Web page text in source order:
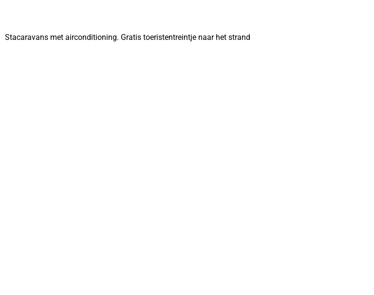
Stacaravans met airconditioning. Gratis toeristentreintje naar het strand